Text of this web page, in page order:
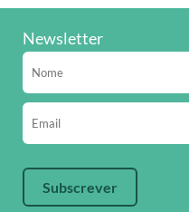
Newsletter